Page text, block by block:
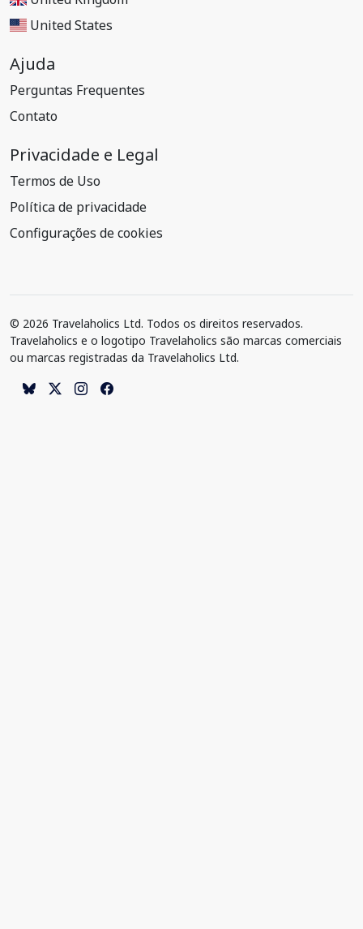
United States
Ajuda
Perguntas Frequentes
Contato
Privacidade e Legal
Termos de Uso
Política de privacidade
Configurações de cookies
© 2026 Travelaholics Ltd. Todos os direitos reservados.
Travelaholics e o logotipo Travelaholics são marcas comerciais
ou marcas registradas da Travelaholics Ltd.